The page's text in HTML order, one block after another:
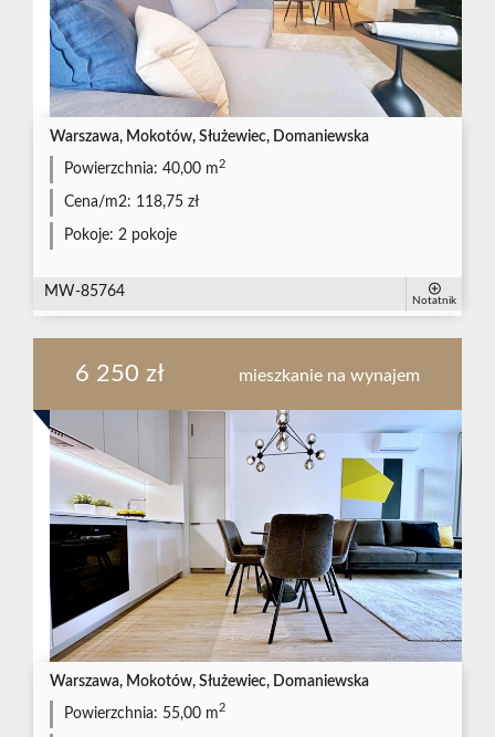
Warszawa, Mokotów, Służewiec, Domaniewska
Powierzchnia: 40,00 m2
Cena/m2: 118,75 zł
Pokoje: 2 pokoje
MW-85764
Notatnik
6 250 zł mieszkanie na wynajem
Warszawa, Mokotów, Służewiec, Domaniewska
Powierzchnia: 55,00 m2